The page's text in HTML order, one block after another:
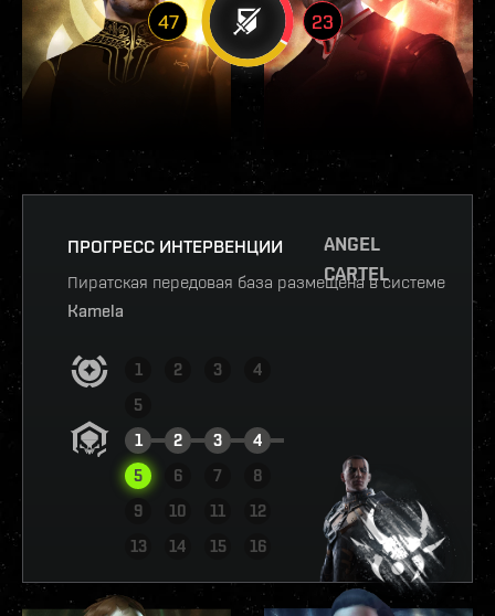
47 23
ПРОГРЕСС ИНТЕРВЕНЦИИ
Пиратская передовая база размещена в системе
Kamela
1 2 3
4
5
1
2 3
4
5
6 7
8
9
10 11
12
13
14 15 16
ПОСМОТРЕТЬ ОТЧЁТ
ANGEL
CARTEL